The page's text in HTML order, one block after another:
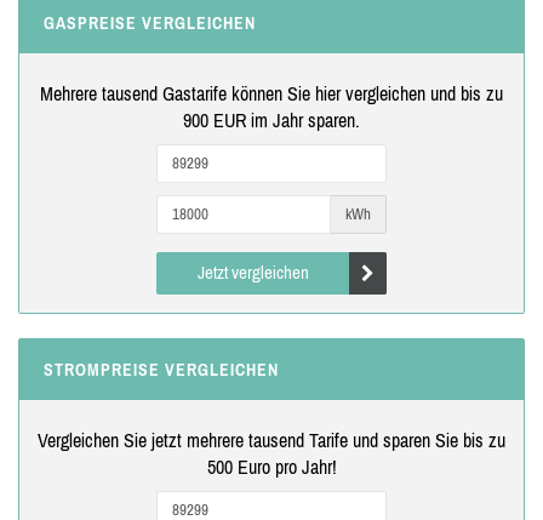
GASPREISE VERGLEICHEN
Mehrere tausend Gastarife können Sie hier vergleichen und bis zu
900 EUR im Jahr sparen.
kWh
Jetzt vergleichen
STROMPREISE VERGLEICHEN
Vergleichen Sie jetzt mehrere tausend Tarife und sparen Sie bis zu
500 Euro pro Jahr!